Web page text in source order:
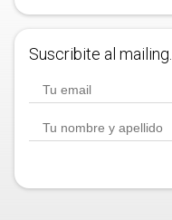
Suscribite al mailing.